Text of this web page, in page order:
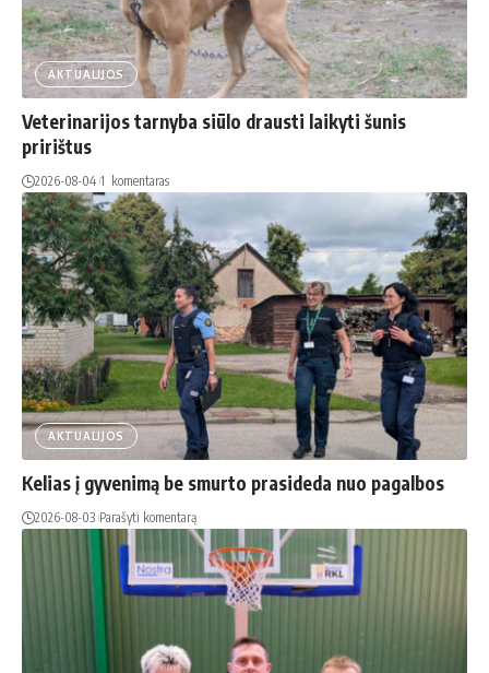
AKTUALIJOS
Veterinarijos tarnyba siūlo drausti laikyti šunis
pririštus
2026-08-04 1 komentaras
AKTUALIJOS
Kelias į gyvenimą be smurto prasideda nuo pagalbos
2026-08-03 Parašyti komentarą